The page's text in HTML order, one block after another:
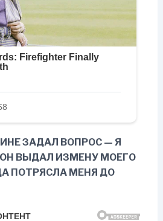
ЗАДАЛ ВОПРОС — Я
ВЫДАЛ ИЗМЕНУ МОЕГО
ПОТРЯСЛА МЕНЯ ДО